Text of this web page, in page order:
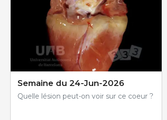
Semaine du 24-Jun-2026
Quelle lésion peut-on voir sur ce coeur ?